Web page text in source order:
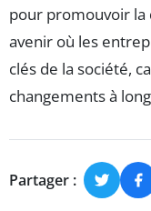
pour promouvoir la
avenir où les
clés de la société,
changements à
Partager :